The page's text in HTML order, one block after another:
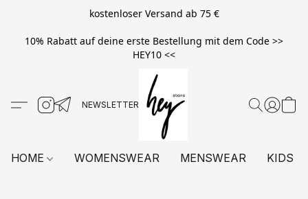
kostenloser Versand ab 75 €
10% Rabatt auf deine erste Bestellung mit dem Code >>
HEY10 <<
HOME WOMENSWEAR MENSWEAR KIDS